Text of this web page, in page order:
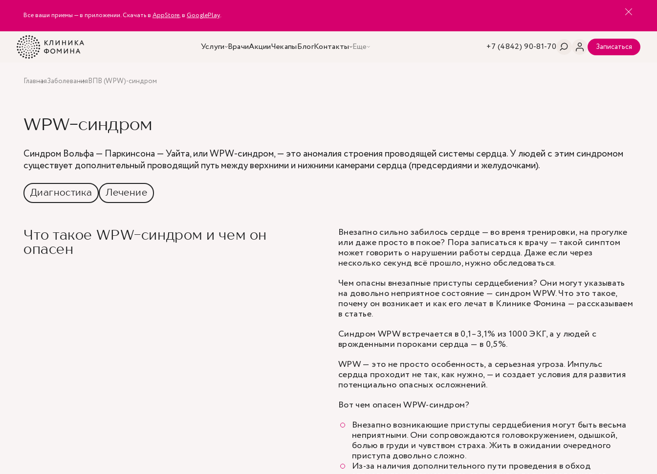
Все ваши приемы — в приложении. Скачать в AppStore, в GooglePlay.
Услуги ВрачиАкцииЧекапыБлогКонтакты Еще +7 (4842) 90-81-70 Записаться
ГлавнаяЗаболеванияВПВ (WPW)-синдром
WPW-синдром
Синдром Вольфа — Паркинсона — Уайта, или WPW-синдром, — это аномалия строения проводящей системы сердца. У людей с этим синдромом
существует дополнительный проводящий путь между верхними и нижними камерами сердца (предсердиями и желудочками).
Диагностика Лечение
Что такое WPW-синдром и чем он
опасен
Внезапносильно забилось сердце — во время тренировки, на прогулке
или даже просто в покое? Пора записаться к врачу — такой симптом
может говорить о нарушении работы сердца. Даже если через
несколько секунд всё прошло, нужно обследоваться.
Чем опасны внезапные приступы сердцебиения? Они могут указывать
на довольно неприятное состояние — синдром WPW. Что это такое,
почему он возникает и как его лечат в Клинике Фомина — рассказываем
в статье.
Синдром WPW встречается в 0,1–3,1% из 1000 ЭКГ, а у людей с
врожденными пороками сердца — в 0,5%.
WPW — это не просто особенность, а серьезная угроза. Импульс
сердца проходит не так, как нужно, — и создает условия для развития
потенциально опасных осложнений.
Вот чем опасен WPW-синдром?
Внезапно возникающие приступы сердцебиения могут быть весьма
неприятными. Они сопровождаются головокружением, одышкой,
болью в груди и чувством страха. Жить в ожидании очередного
приступа довольно сложно.
Из-за наличия дополнительного пути проведения в обход